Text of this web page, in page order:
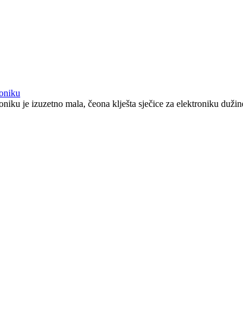
je izuzetno mala, čeona klješta sječice za elektroniku